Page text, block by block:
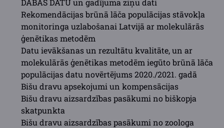
DABAS DATU un gadījuma ziņu dati
Rekomendācijas brūnā lāča populācijas stāvokļa
monitoringa uzlabošanai Latvijā ar molekulārās
ģenētikas metodēm
Datu ievākšanas un rezultātu kvalitāte, un ar
molekulārās ģenētikas metodēm iegūto brūnā lāča
populācijas datu novērtējums 2020./2021. gadā
Bišu dravu apsekojumi un kompensācijas
Bišu dravu aizsardzības pasākumi no biškopja
skatpunkta
Bišu dravu aizsardzības pasākumi no zoologa